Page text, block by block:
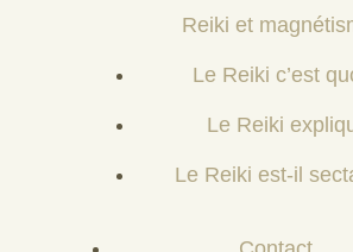
Reiki et
Le Reiki c’est
Le Reiki
Le Reiki est-il